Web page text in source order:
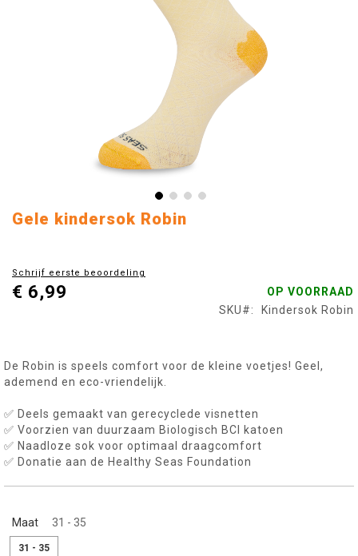
Ga
van
de
Gele kindersok Robin
Schrijf eerste beoordeling
€ 6,99
OP VOORRAAD
SKU
Kindersok Robin
De Robin is speels comfort voor de kleine voetjes! Geel,
ademend en eco-vriendelijk.
✅ Deels gemaakt van gerecyclede visnetten
✅ Voorzien van duurzaam Biologisch BCI katoen
✅ Naadloze sok voor optimaal draagcomfort
✅ Donatie aan de Healthy Seas Foundation
Maat 31 - 35
31 - 35